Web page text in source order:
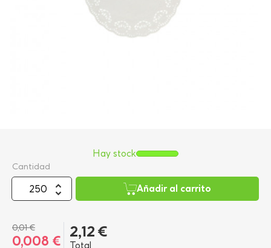
0,01 €
0,008 €
2,12 €
Total
Cantidad
Añadir al carrito
Hay stock